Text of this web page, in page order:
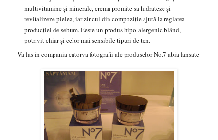
multivitamine şi minerale,crema promite sa hidrateze şi
revitalizeze pielea, iar zincul din compoziţie ajută lareglarea
producţiei de sebum. Eeste un produs hipo-alergenic blând,
potrivit chiar şi celor mai sensibile tipuri de ten.
Va las in compania catorva fotografii ale produselor No.7 abia lansate: